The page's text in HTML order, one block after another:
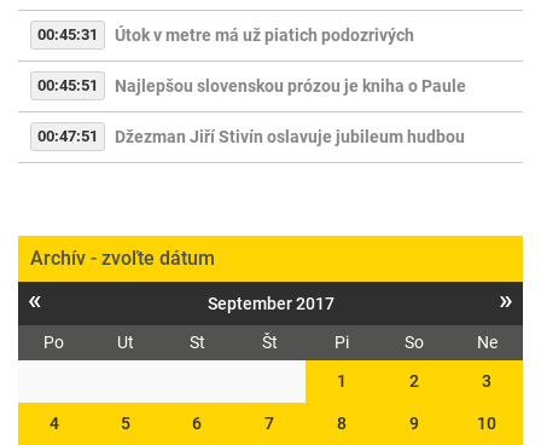
00:45:31 Útok v metre má už piatich podozrivých
00:45:51 Najlepšou slovenskou prózou je kniha o Paule
00:47:51 Džezman Jiří Stivín oslavuje jubileum hudbou
Archív - zvoľte dátum
« September 2017 »
Po Ut St Št Pi So
Ne
1
2 3
4 5 6 7 8 9 10